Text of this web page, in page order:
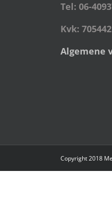
Tel: 06-
Kvk:
Algemene
Copyright 2018